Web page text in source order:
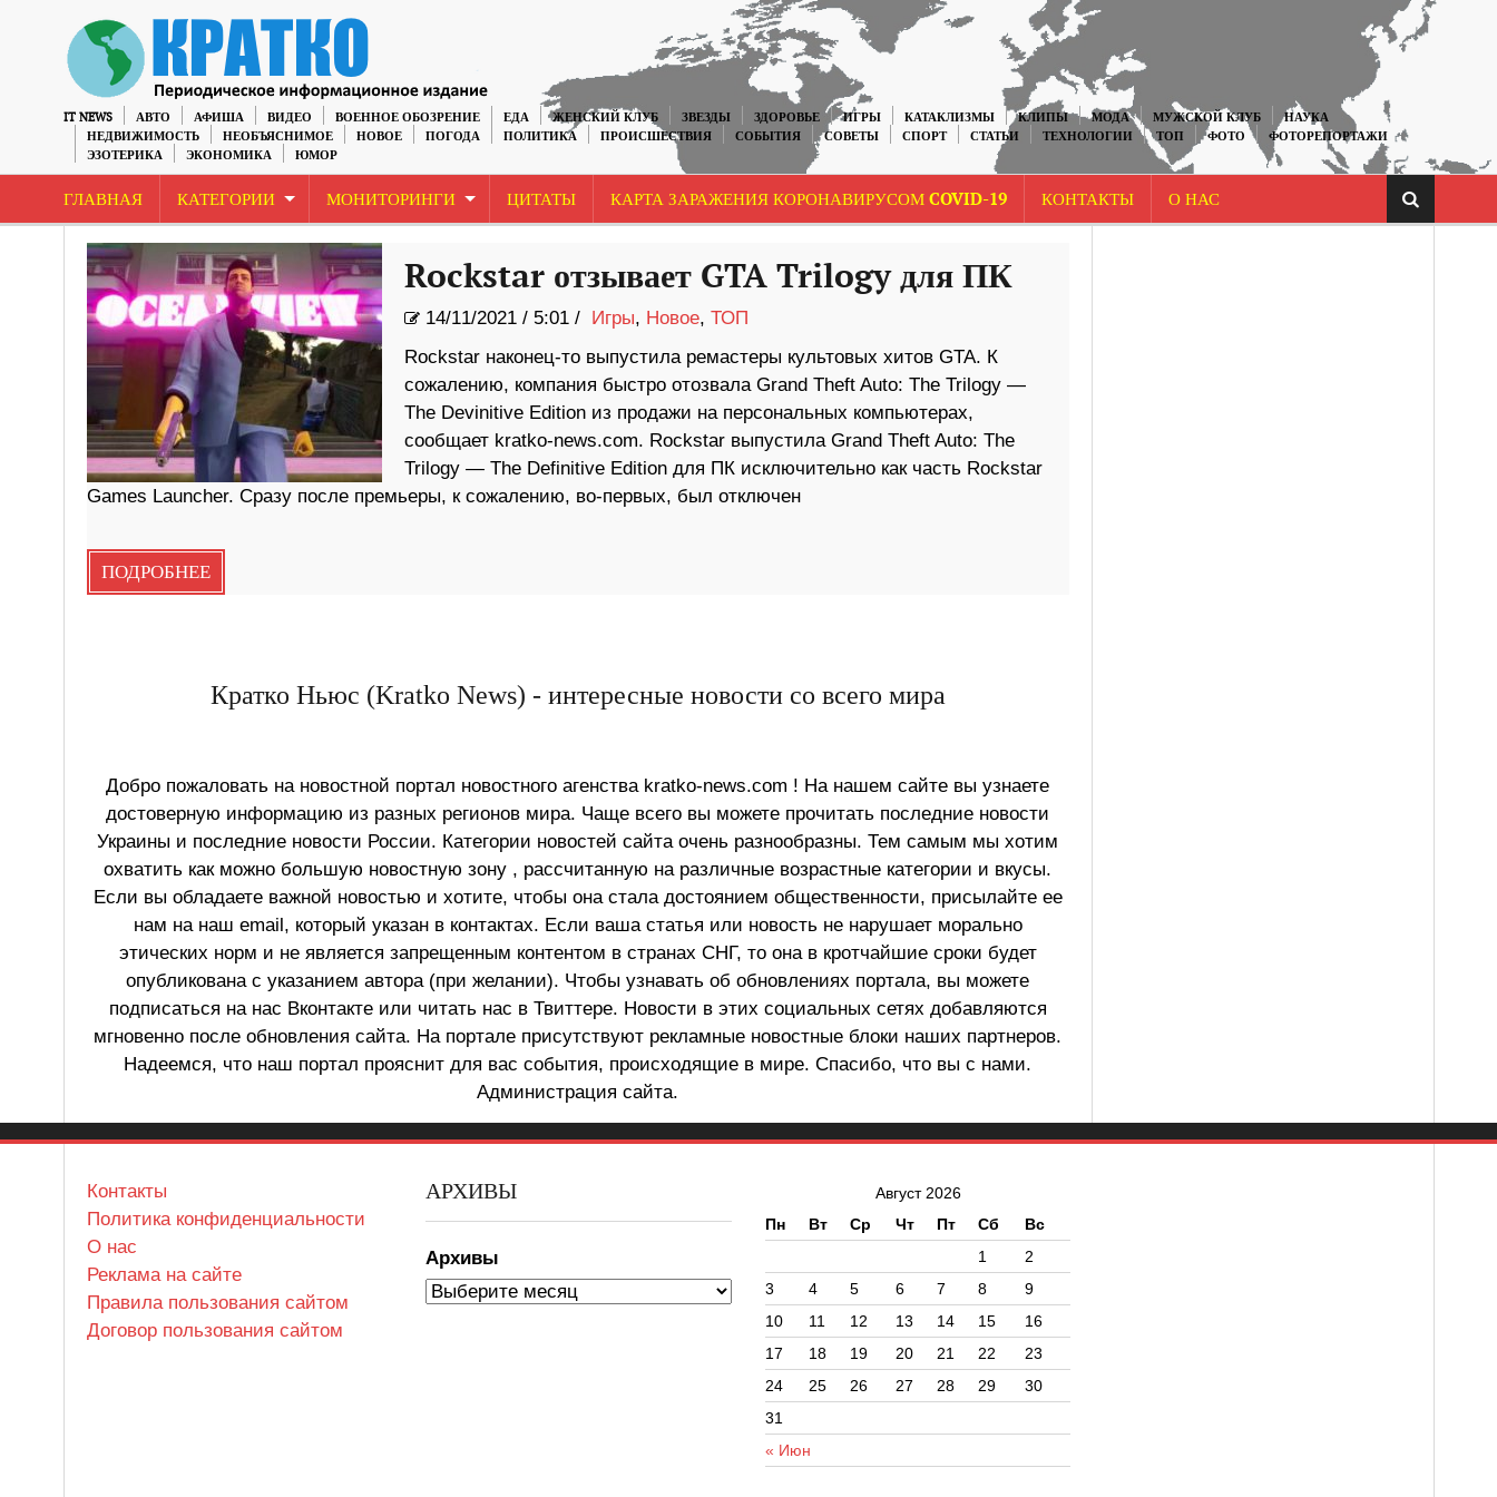
IT NEWS АВТО АФИША ВИДЕО ВОЕННОЕ ОБОЗРЕНИЕ ЕДА ЖЕНСКИЙ КЛУБ ЗВЕЗДЫ ЗДОРОВЬЕ ИГРЫ КАТАКЛИЗМЫ КЛИПЫ МОДА МУЖСКОЙ КЛУБ
НАУКА
НЕДВИЖИМОСТЬ
НЕОБЪЯСНИМОЕ НОВОЕ ПОГОДА ПОЛИТИКА ПРОИСШЕСТВИЯ СОБЫТИЯ СОВЕТЫ СПОРТ СТАТЬИ ТЕХНОЛОГИИ ТОП ФОТО
ФОТОРЕПОРТАЖИ
ЭЗОТЕРИКА
ЭКОНОМИКА ЮМОР
ГЛАВНАЯ КАТЕГОРИИ МОНИТОРИНГИ ЦИТАТЫ КАРТА ЗАРАЖЕНИЯ КОРОНАВИРУСОМ COVID-19 КОНТАКТЫ О НАС
Rockstar отзывает GTA Trilogy для ПК
14/11/2021/ 5:01 / Игры, Новое, ТОП
Rockstar наконец-то выпустила ремастеры культовых хитов GTA. К
сожалению, компания быстро отозвала Grand Theft Auto: The Trilogy —
The Devinitive Edition из продажи на персональных компьютерах,
сообщает kratko-news.com. Rockstar выпустила Grand Theft Auto: The
Trilogy — The Definitive Edition для ПК исключительно как часть Rockstar
Games Launcher. Сразу после премьеры, к сожалению, во-первых, был отключен
ПОДРОБНЕЕ
Кратко Ньюс (Kratko News) - интересные новости со всего мира
Добро пожаловать на новостной портал новостного агенства kratko-news.com ! На нашем сайте вы узнаете
достоверную информацию из разных регионов мира. Чаще всего вы можете прочитать последние новости
Украины и последние новости России. Категории новостей сайта очень разнообразны. Тем самым мы хотим
охватить как можно большую новостную зону , рассчитанную на различные возрастные категории и вкусы.
Если вы обладаете важной новостью и хотите, чтобы она стала достоянием общественности, присылайте ее
нам на наш email, который указан в контактах. Если ваша статья или новость не нарушает морально
этических норм и не является запрещенным контентом в странах СНГ, то она в кротчайшие сроки будет
опубликована с указанием автора (при желании). Чтобы узнавать об обновлениях портала, вы можете
подписаться на нас Вконтакте или читать нас в Твиттере. Новости в этих социальных сетях добавляются
мгновенно после обновления сайта. На портале присутствуют рекламные новостные блоки наших партнеров.
Надеемся, что наш портал прояснит для вас события, происходящие в мире. Спасибо, что вы с нами.
Администрация сайта.
Контакты
Политика конфиденциальности
О нас
Реклама на сайте
Правила пользования сайтом
Договор пользования сайтом
АРХИВЫ
Архивы
Август 2026
Пн
Вт Ср Чт Пт Сб Вс
« Июн
1
2
3
4 5 6 7 8
9
10
11 12 13 14 15
16
17
18 19 20 21 22
23
24
25 26 27 28 29
30
31